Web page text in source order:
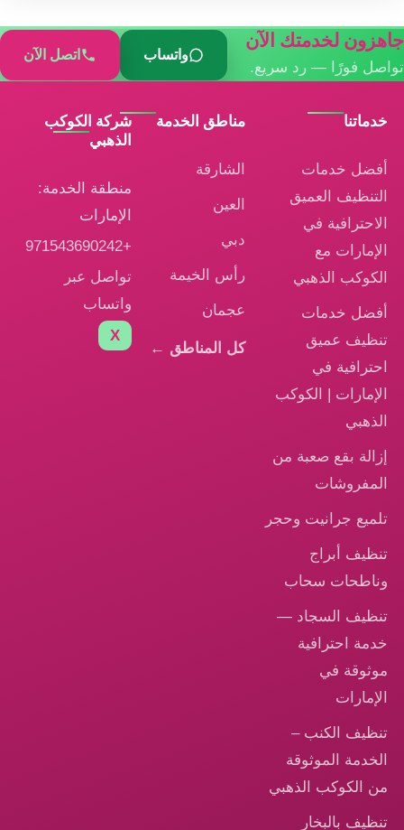
جاهزون لخدمتك الآن
تواصل فورًا — رد سريع.
واتساب اتصل الآن
خدماتنا
أفضل خدمات
التنظيف العميق
الاحترافية في
الإمارات مع
الكوكب الذهبي
أفضل خدمات
تنظيف عميق
احترافية في
الإمارات | الكوكب
الذهبي
إزالة بقع صعبة من
المفروشات
تلميع جرانيت وحجر
تنظيف أبراج
وناطحات سحاب
تنظيف السجاد —
خدمة احترافية
موثوقة في
الإمارات
تنظيف الكنب –
الخدمة الموثوقة
من الكوكب الذهبي
تنظيف بالبخار
مناطق الخدمة
الشارقة
العين
دبي
رأس الخيمة
عجمان
كل المناطق ←
شركة الكوكب
الذهبي
منطقة الخدمة:
الإمارات
+971543690242
تواصل عبر
واتساب
X